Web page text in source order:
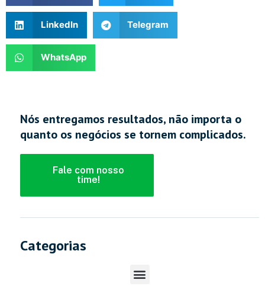
LinkedIn Telegram
WhatsApp
Nós entregamos resultados, não importa o
quanto os negócios se tornem complicados.
Fale com nosso
time!
Categorias